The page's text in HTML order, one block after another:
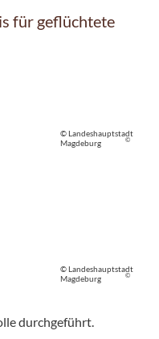
für geflüchtete
©
© Landeshauptstadt
Magdeburg
©
© Landeshauptstadt
Magdeburg
durchgeführt.